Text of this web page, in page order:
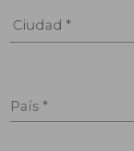
Ciudad *
País *